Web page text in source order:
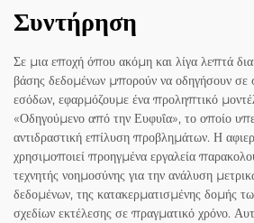
Συντήρηση
Σε μια εποχή όπου ακόμη και λίγα λεπτά
βάσης δεδομένων μπορούν να οδηγήσουν σε
εσόδων, εφαρμόζουμε ένα προληπτικό
«Οδηγούμενο από την Ευφυΐα», το οποίο
αντιδραστική επίλυση προβλημάτων. Η
χρησιμοποιεί προηγμένα εργαλεία
τεχνητής νοημοσύνης για την ανάλυση
δεδομένων, της κατακερματισμένης δομής
σχεδίων εκτέλεσης σε πραγματικό χρόνο.